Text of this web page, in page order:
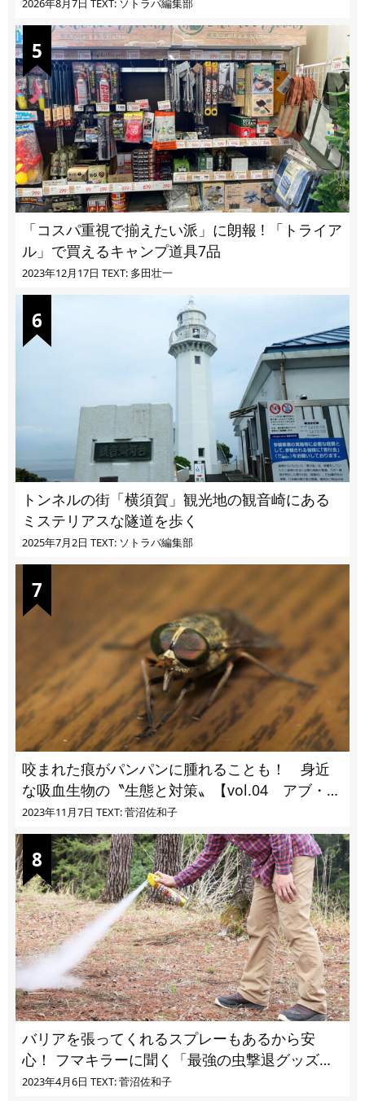
2026年8月7日 TEXT: ソトラバ編集部
「コスパ重視で揃えたい派」に朗報 ! 「トライア
ル」で買えるキャンプ道具7品
2023年12月17日 TEXT: 多田壮一
トンネルの街「横須賀」観光地の観音崎にある
ミステリアスな隧道を歩く
2025年7月2日 TEXT: ソトラバ編集部
咬まれた痕がパンパンに腫れることも！ 身近
な吸血生物の〝生態と対策〟【vol.04 アブ・ブ
ユ・ヌカカ】
2023年11月7日 TEXT: 菅沼佐和子
バリアを張ってくれるスプレーもあるから安
心！ フマキラーに聞く「最強の虫撃退グッズ
vol.4」【キャンプサイトで使う虫よけ】
2023年4月6日 TEXT: 菅沼佐和子